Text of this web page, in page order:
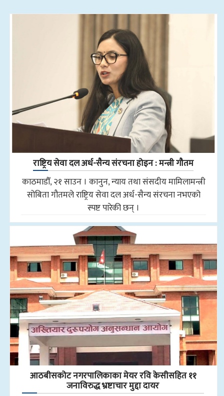
राष्ट्रिय सेवा दल अर्ध-सैन्य संरचना होइन : मन्त्री गौतम
काठमाडौँ, २१ साउन । कानुन, न्याय तथा संसदीय मामिलामन्त्री
सोबिता गौतमले राष्ट्रिय सेवा दल अर्ध-सैन्य संरचना नभएको
स्पष्ट पारेकी छन् ।
आठबीसकोट नगरपालिकाका मेयर रवि केसीसहित ११
जनाविरुद्ध भ्रष्टाचार मुद्दा दायर